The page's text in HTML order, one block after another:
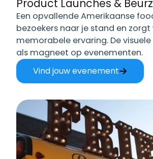
Product Launches &
Een opvallende Amerikaanse
bezoekers naar je stand en zorgt
memorabele ervaring. De
als magneet op evenementen.
Vind jouw evenement